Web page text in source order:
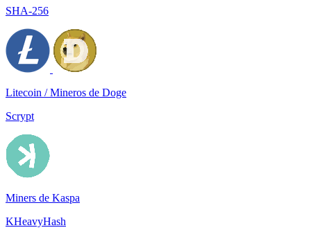
SHA-256
Litecoin / Mineros de Doge
Scrypt
Miners de Kaspa
KHeavyHash